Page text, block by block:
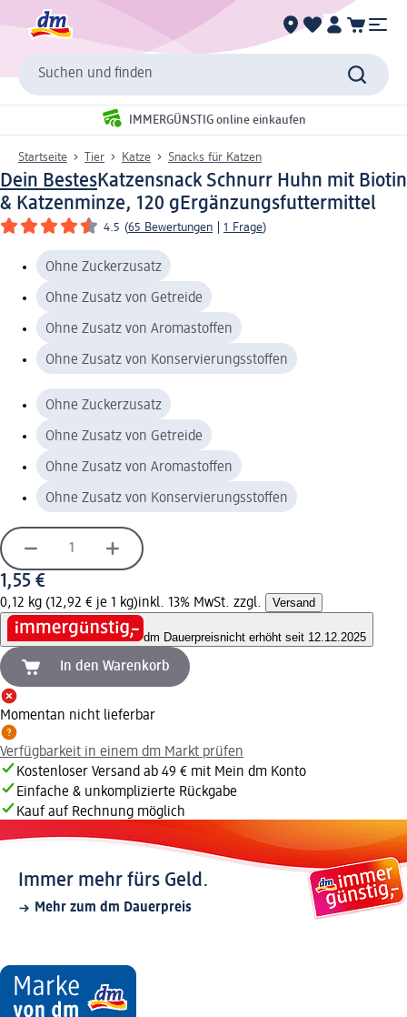
Suchen und finden
IMMERGÜNSTIG online einkaufen
Startseite Tier Katze Snacks für Katzen
Dein BestesKatzensnack Schnurr Huhn mit Biotin
& Katzenminze, 120 gErgänzungsfuttermittel
4.5 (65 Bewertungen 1 Frage)
Ohne Zuckerzusatz
Ohne Zusatz von Getreide
Ohne Zusatz von Aromastoffen
Ohne Zusatz von Konservierungsstoffen
Ohne Zuckerzusatz
Ohne Zusatz von Getreide
Ohne Zusatz von Aromastoffen
Ohne Zusatz von Konservierungsstoffen
1,55 €
0,12 kg (12,92 € je 1 kg)inkl. 13% MwSt. zzgl. Versand
dm Dauerpreisnicht erhöht seit 12.12.2025
In den Warenkorb
Momentan nicht lieferbar
Verfügbarkeit in einem dm Markt prüfen
Kostenloser Versand ab 49 € mit Mein dm Konto
Einfache & unkomplizierte Rückgabe
Kauf auf Rechnung möglich
Immer mehr fürs Geld.
Mehr zum dm Dauerpreis